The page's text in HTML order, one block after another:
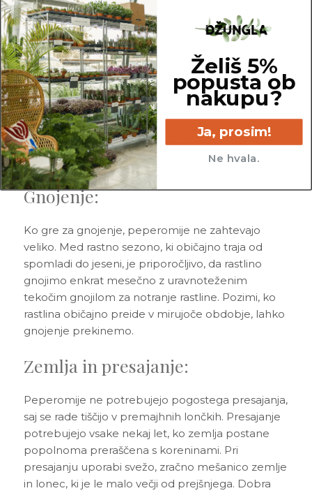
občutljive na nizke temperature, zato jih zaščiti
pred hladnim zrakom in temperaturnimi ekstremi.
Pazit, da ne pridejo v stik s hladnimi prepihi ali
zmrzaljo, saj lahko to poškoduje listje in korenine,
velikokrat pa lahko v protest tudi odvržejo nekaj
listov. Peperomije niso posebno zahtevne glede
vlage, vendar jim lahko dodatna vlaga koristi. Tako
bodo zadovoljne tudi v malo bolj suhem prostoru,
vendar bodo najsrečnejše v prostoru s vsaj
povprečno zračno vlago.
Gnojenje:
Ko gre za gnojenje, peperomije ne zahtevajo
veliko. Med rastno sezono, ki običajno traja od
spomladi do jeseni, je priporočljivo, da rastlino
gnojimo enkrat mesečno z uravnoteženim
tekočim gnojilom za notranje rastline. Pozimi, ko
rastlina običajno preide v mirujoče obdobje, lahko
gnojenje prekinemo.
Zemlja in presajanje:
Peperomije ne potrebujejo pogostega presajanja,
saj se rade tiščijo v premajhnih lončkih. Presajanje
potrebujejo vsake nekaj let, ko zemlja postane
popolnoma preraščena s koreninami. Pri
presajanju uporabi svežo, zračno mešanico zemlje
in lonec, ki je le malo večji od prejšnjega. Dobra
Želiš 5%
popusta ob
nakupu?
Ja, prosim!
Ne hvala.